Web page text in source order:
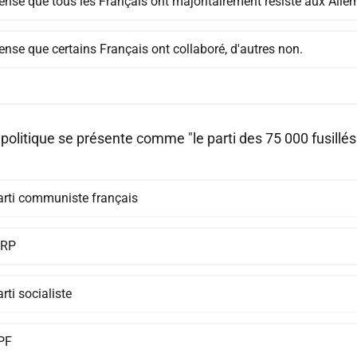
que certains Français ont collaboré, d'autres non.
se présente comme "le parti des 75 000
communiste français
socialiste